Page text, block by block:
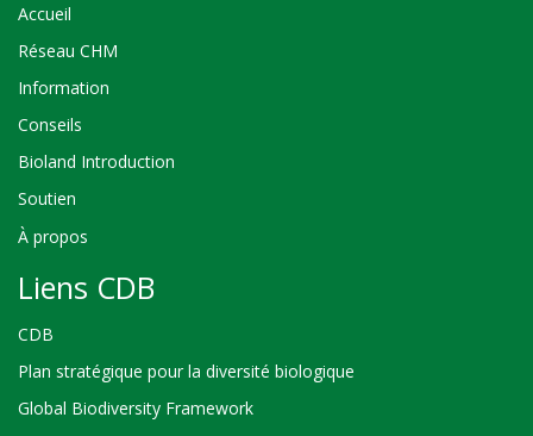
Accueil
Réseau CHM
Information
Conseils
Bioland Introduction
Soutien
À propos
Liens CDB
CDB
Plan stratégique pour la diversité biologique
Global Biodiversity Framework